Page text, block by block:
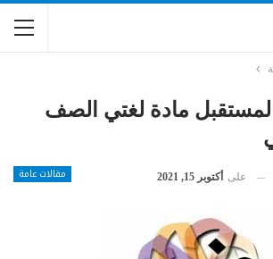
مادة لغتي الصف
مقالات عامة على أكتوبر 15, 2021